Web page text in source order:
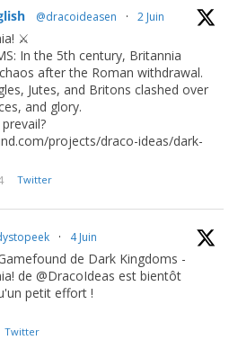
@dracoideasen · 2 Juin
⚔️
In the 5th century, Britannia
after the Roman withdrawal.
Jutes, and Britons clashed over
and glory.
projects/draco-ideas/dark-
Twitter
· 4 Juin
de Dark Kingdoms -
de @DracoIdeas est bientôt
petit effort !
Twitter